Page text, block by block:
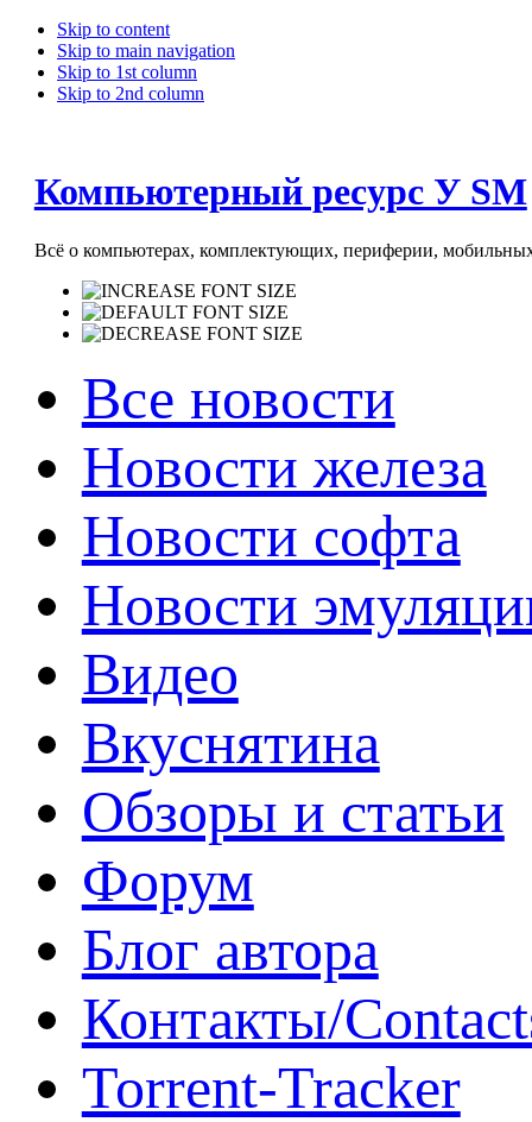
Skip to content
Skip to main navigation
Skip to 1st column
Skip to 2nd column
Компьютерный ресурс У SM
Всё о компьютерах, комплектующих, периферии, мобильных
Все новости
Новости железа
Новости софта
Новости
Видео
Вкуснятина
Обзоры и статьи
Форум
Блог автора
Контакты/
Torrent-Tracker